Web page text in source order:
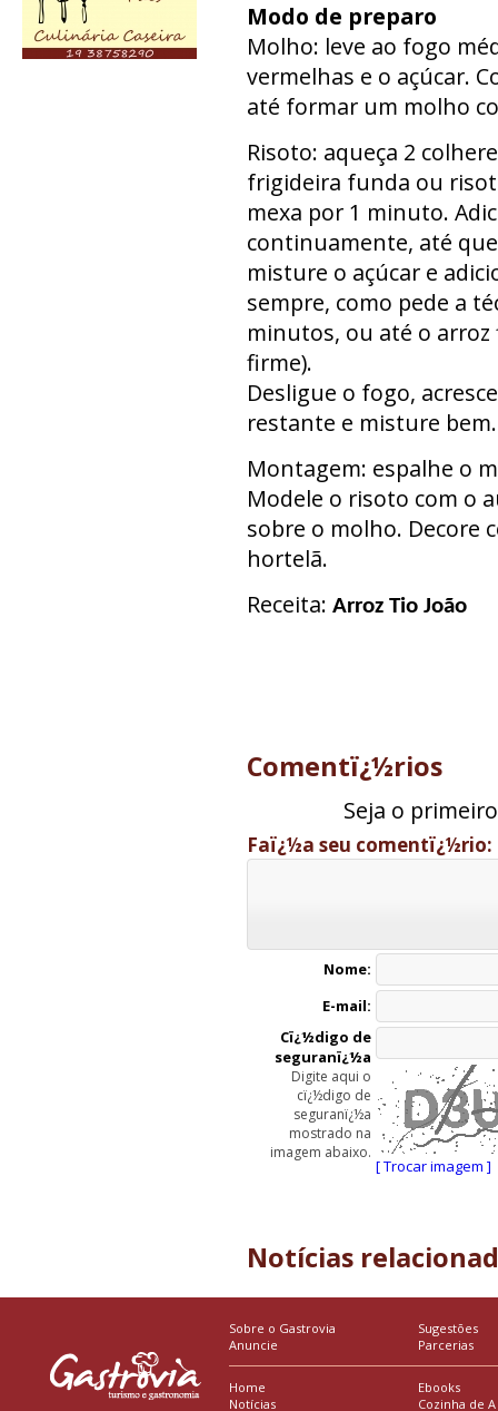
Modo de preparo
Molho: leve ao fogo
vermelhas e o açúcar.
até formar um molho
Risoto: aqueça 2
frigideira funda ou
mexa por 1 minuto.
continuamente, até
misture o açúcar e
sempre, como pede a
minutos, ou até o arroz
firme).
Desligue o fogo,
restante e misture bem.
Montagem: espalhe o
Modele o risoto com o
sobre o molho. Decore
hortelã.
Receita: Arroz Tio João
Comentï¿½rios
Seja o
Faï¿½a seu comentï¿½rio:
Nome:
E-mail:
Cï¿½digo de
seguranï¿½a
Digite aqui o
cï¿½digo de
seguranï¿½a
mostrado na
imagem abaixo.
[ Trocar imagem ]
Notícias
Sobre o Gastrovia
Anuncie
Sugestões
Parcerias
Home
Notícias
Ebooks
Cozinha de A